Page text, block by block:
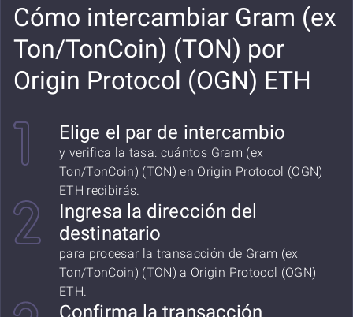
Cómo intercambiar Gram (ex
Ton/TonCoin) (TON) por
Origin Protocol (OGN) ETH
Elige el par de intercambio
y verifica la tasa: cuántos Gram (ex
Ton/TonCoin) (TON) en Origin Protocol (OGN)
ETH recibirás.
Ingresa la dirección del
destinatario
para procesar la transacción de Gram (ex
Ton/TonCoin) (TON) a Origin Protocol (OGN)
ETH.
Confirma la transacción